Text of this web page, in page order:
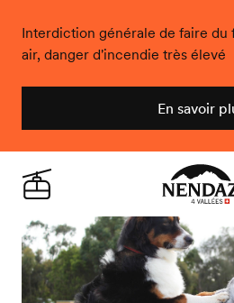
Interdiction générale de faire du
air, danger d'incendie très élevé
En savoir